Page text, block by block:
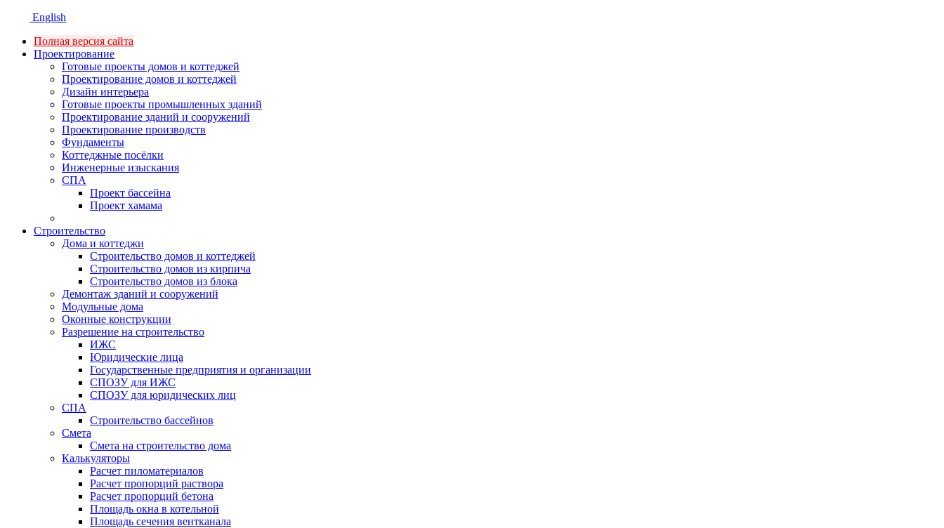
English
Полная версия сайта
Проектирование
Готовые проекты домов и коттеджей
Проектирование домов и коттеджей
Дизайн интерьера
Готовые проекты промышленных зданий
Проектирование зданий и сооружений
Проектирование производств
Фундаменты
Коттеджные посёлки
Инженерные изыскания
СПА
Проект бассейна
Проект хамама
Строительство
Дома и коттеджи
Строительство домов и коттеджей
Строительство домов из кирпича
Строительство домов из блока
Демонтаж зданий и сооружений
Модульные дома
Оконные конструкции
Разрешение на строительство
ИЖС
Юридические лица
Государственные предприятия и организации
СПОЗУ для ИЖС
СПОЗУ для юридических лиц
СПА
Строительство бассейнов
Смета
Смета на строительство дома
Калькуляторы
Расчет пиломатериалов
Расчет пропорций раствора
Расчет пропорций бетона
Площадь окна в котельной
Площадь сечения вентканала